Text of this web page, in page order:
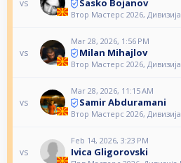
vs Sasko Bojanov
Втор Мастерс 2026,
vs
Mar 28, 2026, 1:56 PM
Milan Mihajlov
Втор Мастерс 2026,
vs
Mar 28, 2026, 11:15 AM
Samir Abduramani
Втор Мастерс 2026,
vs
Feb 14, 2026, 3:23 PM
Ivica Gligorovski